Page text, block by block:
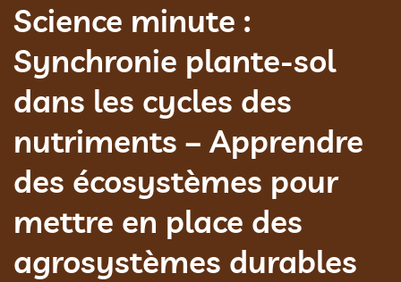
Science minute :
Synchronie plante-sol
dans les cycles des
nutriments – Apprendre
des écosystèmes pour
mettre en place des
agrosystèmes durables